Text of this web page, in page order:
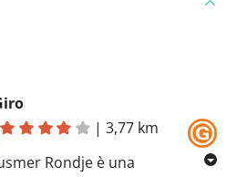
|3,77 km
Rondje è una